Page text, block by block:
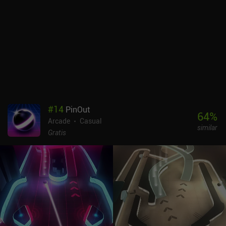
#14 PinOut
Arcade
Casual
Gratis
64%
similar